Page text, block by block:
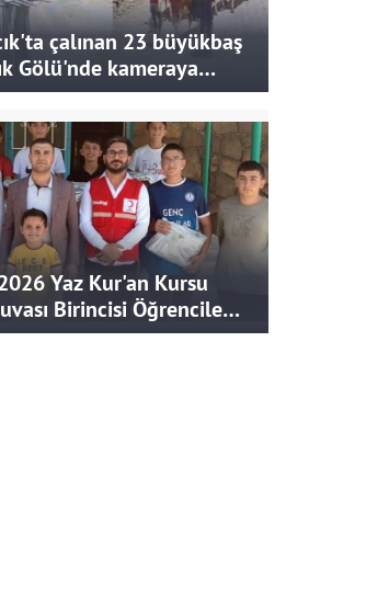
çalınan 23 büyükbaş
Gölü'nde kameraya
Yaz Kur'an Kursu
Birincisi Öğrencilere